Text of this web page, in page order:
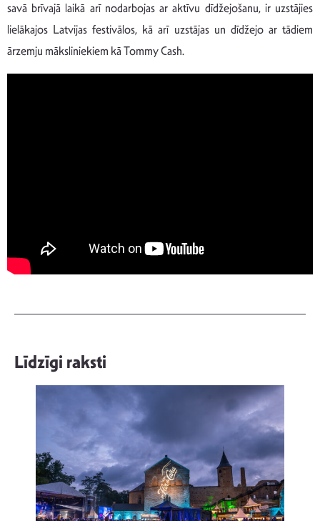
savā brīvajā laikā arī nodarbojas ar aktīvu dīdžejošanu, ir uzstājies
lielākajos Latvijas festivālos, kā arī uzstājas un dīdžejo ar tādiem
ārzemju māksliniekiem kā Tommy Cash.
Līdzīgi raksti